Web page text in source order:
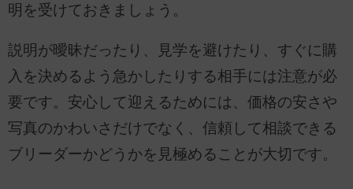
明を受けておきましょう。
説明が曖昧だったり、見学を避けたり、すぐに購
入を決めるよう急かしたりする相手には注意が必
要です。安心して迎えるためには、価格の安さや
写真のかわいさだけでなく、信頼して相談できる
ブリーダーかどうかを見極めることが大切です。